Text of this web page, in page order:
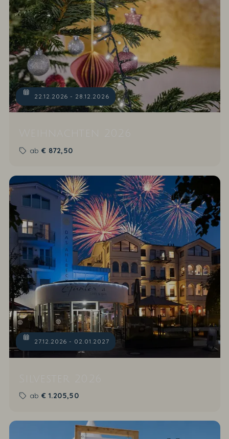
22.12.2026 - 28.12.2026
ab€ 872,50
5-14Nächte
27.12.2026 - 02.01.2027
ab€ 1.205,50